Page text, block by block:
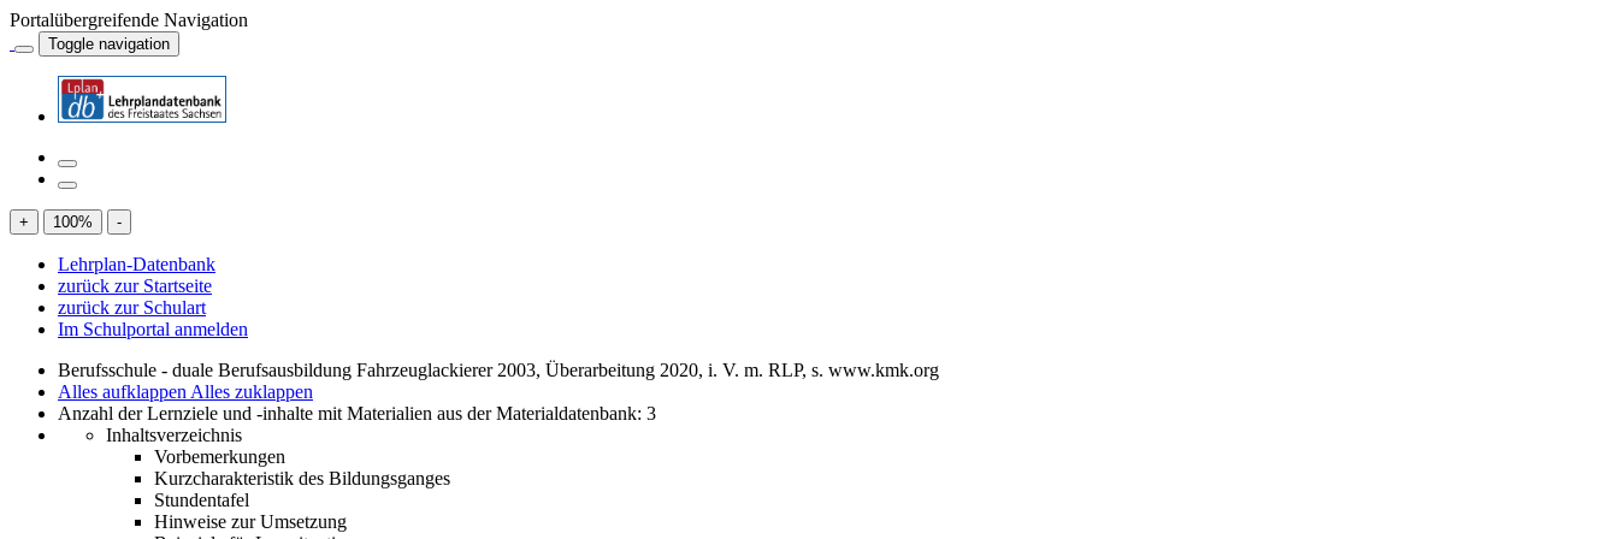
Portalübergreifende Navigation
Toggle navigation
+ 100% -
Lehrplan-Datenbank
zurück zur Startseite
zurück zur Schulart
Im Schulportal anmelden
Berufsschule - duale Berufsausbildung Fahrzeuglackierer 2003, Überarbeitung 2020, i. V. m. RLP, s. www.kmk.org
Alles aufklappen Alles zuklappen
Anzahl der Lernziele und -inhalte mit Materialien aus der Materialdatenbank: 3
Inhaltsverzeichnis
Vorbemerkungen
Kurzcharakteristik des Bildungsganges
Stundentafel
Hinweise zur Umsetzung